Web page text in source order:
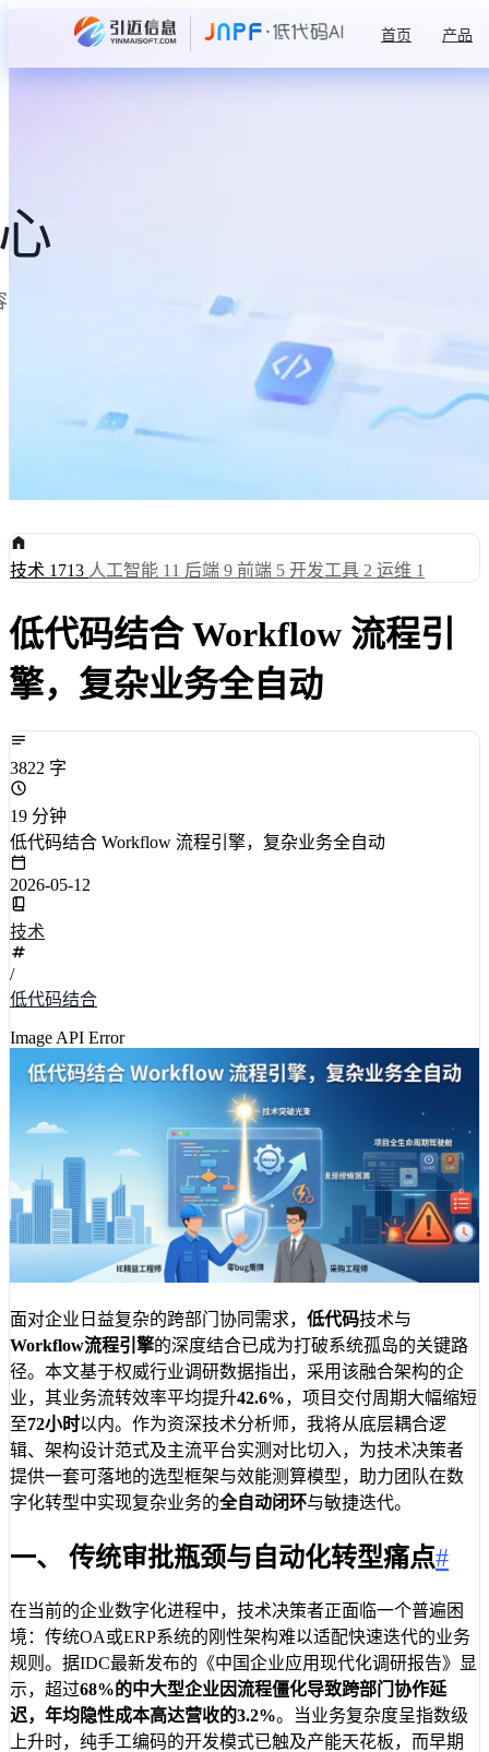
首页 产品
技术 1713 人工智能 11 后端 9 前端 5 开发工具 2 运维 1
低代码结合 Workflow 流程引
擎，复杂业务全自动
3822 字
19 分钟
低代码结合 Workflow 流程引擎，复杂业务全自动
2026-05-12
技术
/
低代码结合
Image API Error
面对企业日益复杂的跨部门协同需求， 低代码技术与
Workflow流程引擎的深度结合已成为打破系统孤岛的关键路
径。本文基于权威行业调研数据指出，采用该融合架构的企
业，其业务流转效率平均提升42.6%，项目交付周期大幅缩短
至72小时以内。作为资深技术分析师，我将从底层耦合逻
辑、架构设计范式及主流平台实测对比切入，为技术决策者
提供一套可落地的选型框架与效能测算模型，助力团队在数
字化转型中实现复杂业务的全自动闭环与敏捷迭代。
一、 传统审批瓶颈与自动化转型痛点#
在当前的企业数字化进程中，技术决策者正面临一个普遍困
境：传统OA或ERP系统的刚性架构难以适配快速迭代的业务
规则。据IDC最新发布的《中国企业应用现代化调研报告》显
示，超过68%的中大型企业因流程僵化导致跨部门协作延
迟，年均隐性成本高达营收的3.2%。当业务复杂度呈指数级
上升时，纯手工编码的开发模式已触及产能天花板，而早期